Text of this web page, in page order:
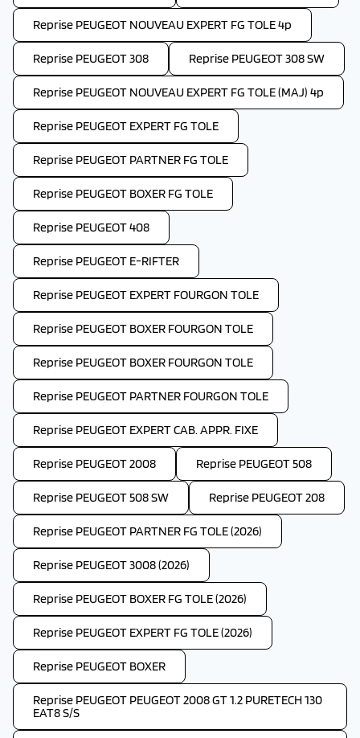
Reprise PEUGEOT NOUVEAU EXPERT FG TOLE 4p
Reprise PEUGEOT 308 Reprise PEUGEOT 308 SW
Reprise PEUGEOT NOUVEAU EXPERT FG TOLE (MAJ) 4p
Reprise PEUGEOT EXPERT FG TOLE
Reprise PEUGEOT PARTNER FG TOLE
Reprise PEUGEOT BOXER FG TOLE
Reprise PEUGEOT 408
Reprise PEUGEOT E-RIFTER
Reprise PEUGEOT EXPERT FOURGON TOLE
Reprise PEUGEOT BOXER FOURGON TOLE
Reprise PEUGEOT BOXER FOURGON TOLE
Reprise PEUGEOT PARTNER FOURGON TOLE
Reprise PEUGEOT EXPERT CAB. APPR. FIXE
Reprise PEUGEOT 2008 Reprise PEUGEOT 508
Reprise PEUGEOT 508 SW Reprise PEUGEOT 208
Reprise PEUGEOT PARTNER FG TOLE (2026)
Reprise PEUGEOT 3008 (2026)
Reprise PEUGEOT BOXER FG TOLE (2026)
Reprise PEUGEOT EXPERT FG TOLE (2026)
Reprise PEUGEOT BOXER
Reprise PEUGEOT PEUGEOT 2008 GT 1.2 PURETECH 130
EAT8 S/S